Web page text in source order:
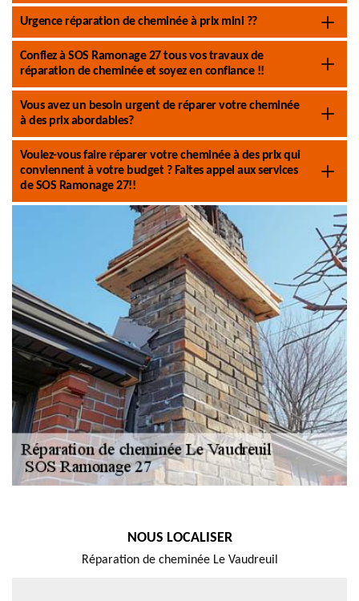
Urgence réparation de cheminée à prix mini ??
Confiez à SOS Ramonage 27 tous vos travaux de
réparation de cheminée et soyez en confiance !!
Vous avez un besoin urgent de réparer votre cheminée
à des prix abordables?
Voulez-vous faire réparer votre cheminée à des prix qui
conviennent à votre budget ? Faites appel aux services
de SOS Ramonage 27!!
NOUS LOCALISER
Réparation de cheminée Le Vaudreuil